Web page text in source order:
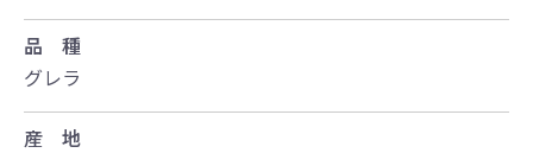
品 種
グレラ
産 地